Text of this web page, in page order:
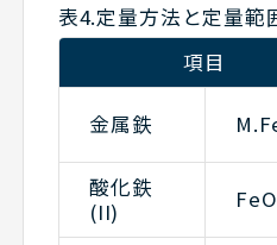
表4.定量方法と定量範
項目
金属鉄
酸化鉄
(II)
FeO